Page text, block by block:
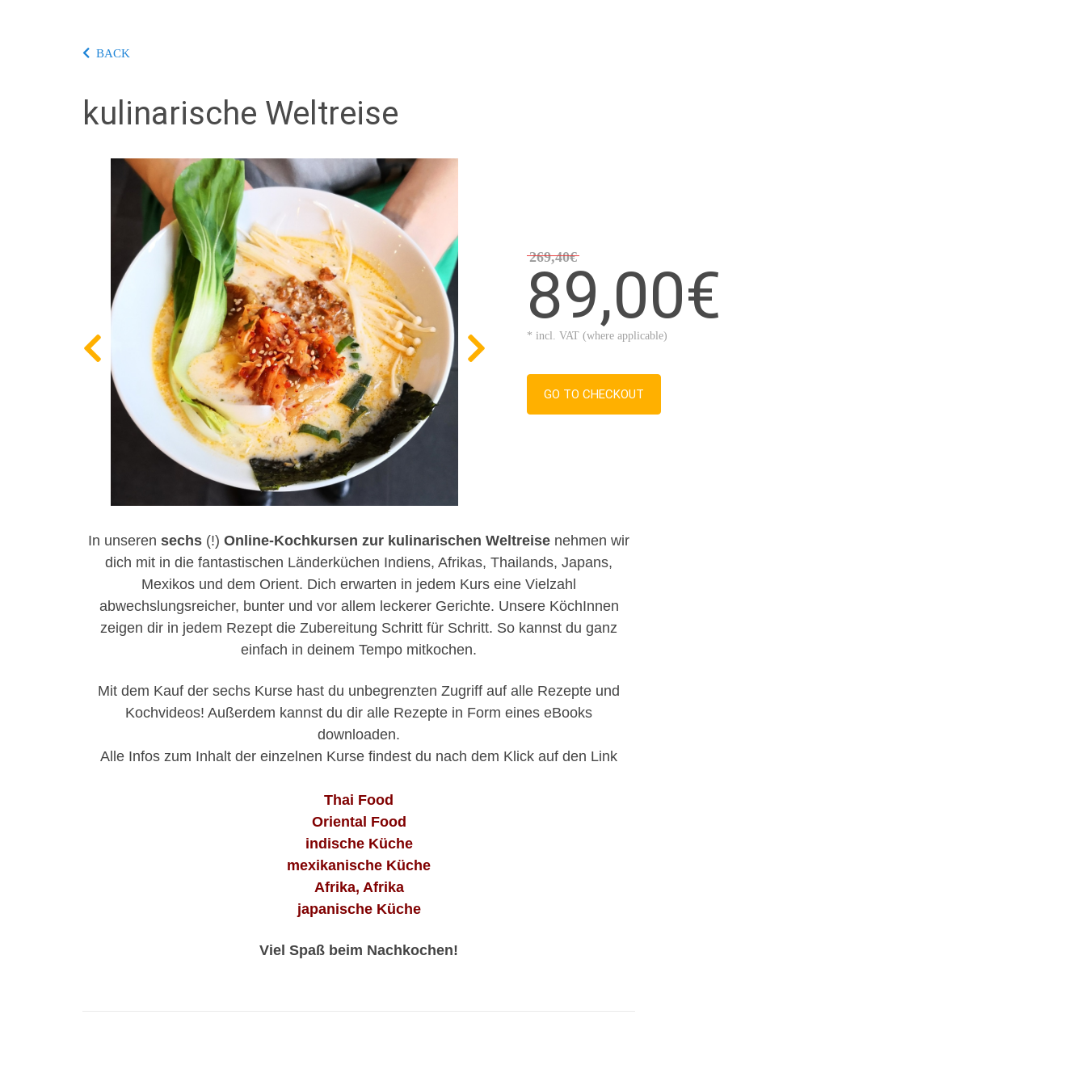
BACK
kulinarische Weltreise
269,40€
89,00€
* incl. VAT (where applicable)
GO TO CHECKOUT
In unseren sechs (!) Online-Kochkursen zur kulinarischen Weltreise nehmen wir
dich mit in die fantastischen Länderküchen Indiens, Afrikas, Thailands, Japans,
Mexikos und dem Orient. Dich erwarten in jedem Kurs eine Vielzahl
abwechslungsreicher, bunter und vor allem leckerer Gerichte. Unsere KöchInnen
zeigen dir in jedem Rezept die Zubereitung Schritt für Schritt. So kannst du ganz
einfach in deinem Tempo mitkochen.
Mit dem Kauf der sechs Kurse hast du unbegrenzten Zugriff auf alle Rezepte und
Kochvideos! Außerdem kannst du dir alle Rezepte in Form eines eBooks
downloaden.
Alle Infos zum Inhalt der einzelnen Kurse findest du nach dem Klick auf den Link
Thai Food
Oriental Food
indische Küche
mexikanische Küche
Afrika, Afrika
japanische Küche
Viel Spaß beim Nachkochen!